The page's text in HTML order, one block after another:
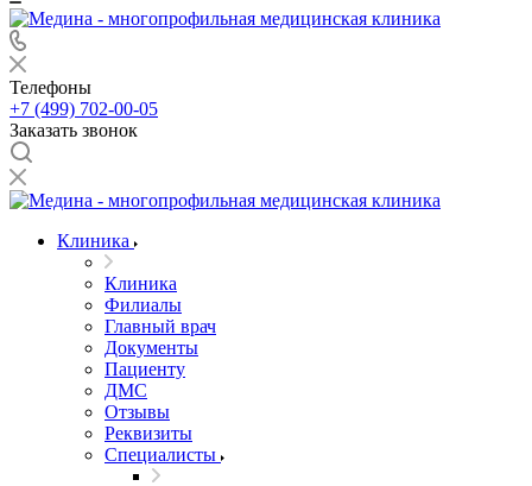
Телефоны
+7 (499) 702-00-05
Заказать звонок
Клиника
Клиника
Филиалы
Главный врач
Документы
Пациенту
ДМС
Отзывы
Реквизиты
Специалисты